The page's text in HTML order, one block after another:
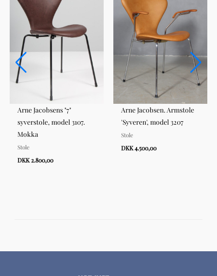
Arne Jacobsens "7"
syverstole, model 3107.
Mokka
Stole
DKK 2.800,00
Arne Jacobsen. Armstole
'Syveren', model 3207
Stole
DKK 4.500,00